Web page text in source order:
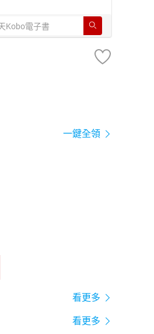
一鍵全領
看更多
看更多